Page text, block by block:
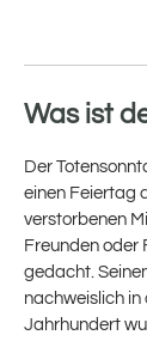
Was ist
Der
einen Feiertag
verstorbenen
Freunden oder
gedacht.
nachweislich in
Jahrhundert